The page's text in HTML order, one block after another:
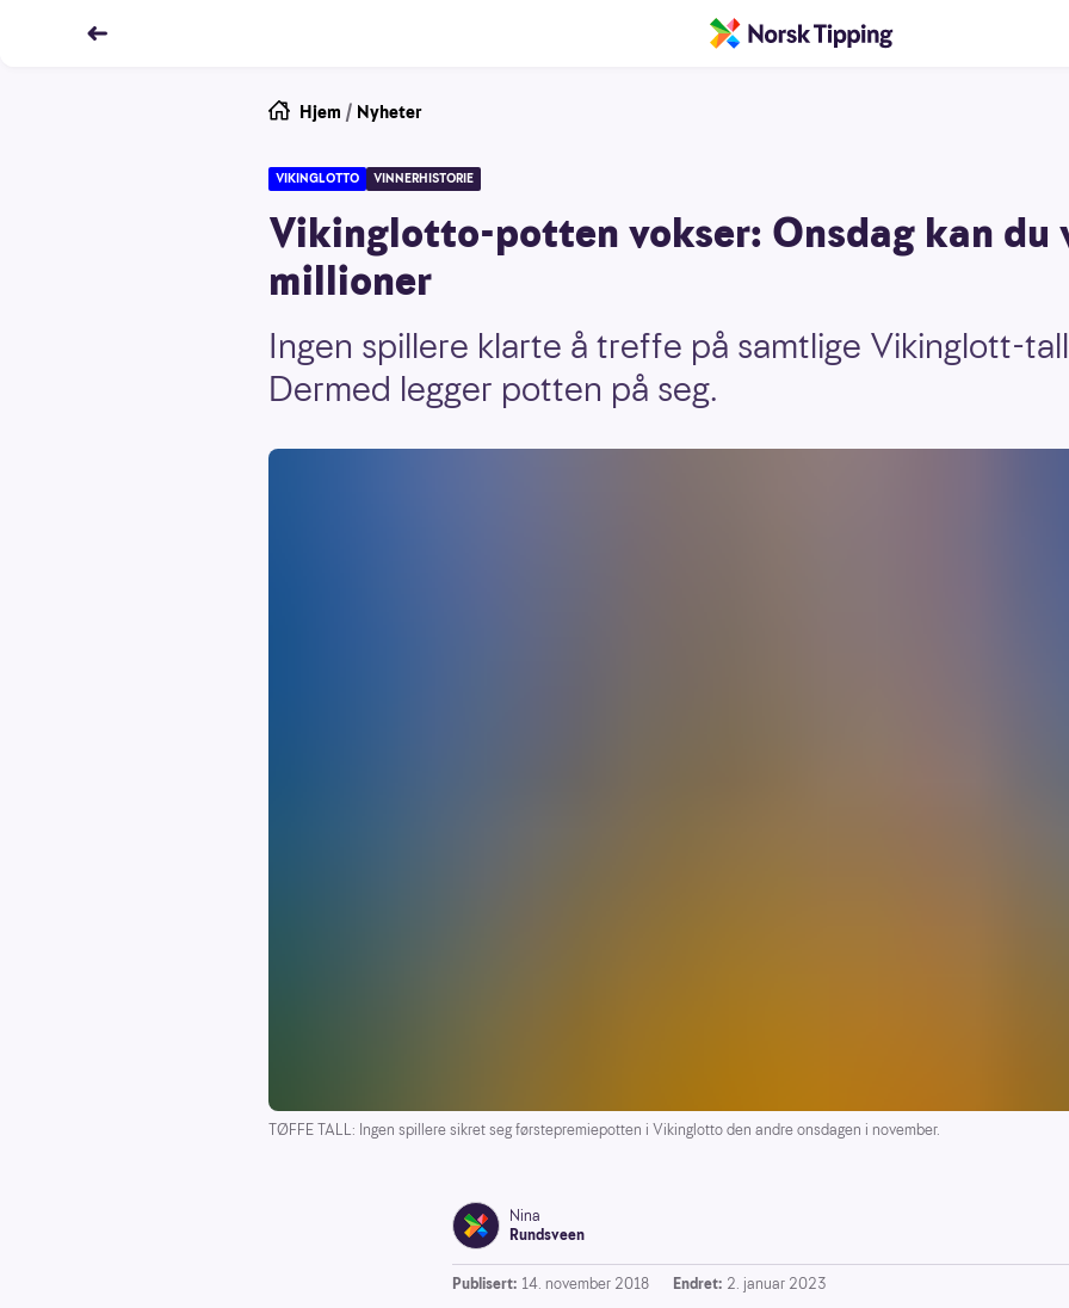
Hjem / Nyheter
VIKINGLOTTO VINNERHISTORIE
Vikinglotto-potten vokser: Onsdag kan du
millioner
Ingen spillere klarte å treffe på samtlige Vikinglott-
Dermed legger potten på seg.
TØFFE TALL: Ingen spillere sikret seg førstepremiepotten i Vikinglotto den andre onsdagen i november.
Nina
Rundsveen
Publisert: 14. november 2018 Endret: 2. januar 2023